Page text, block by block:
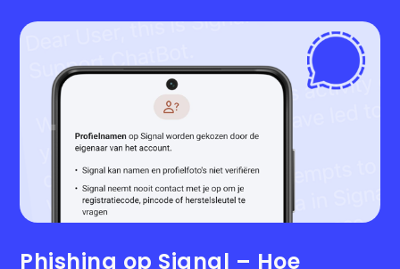
Phishing op Signal – Hoe